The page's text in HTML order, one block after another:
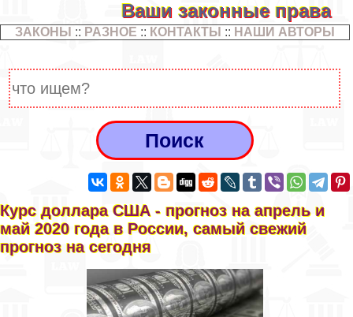
Ваши законные права
ЗАКОНЫ :: РАЗНОЕ :: КОНТАКТЫ :: НАШИ АВТОРЫ
Курс доллара США - прогноз на апрель и
май 2020 года в России, самый свежий
прогноз на сегодня